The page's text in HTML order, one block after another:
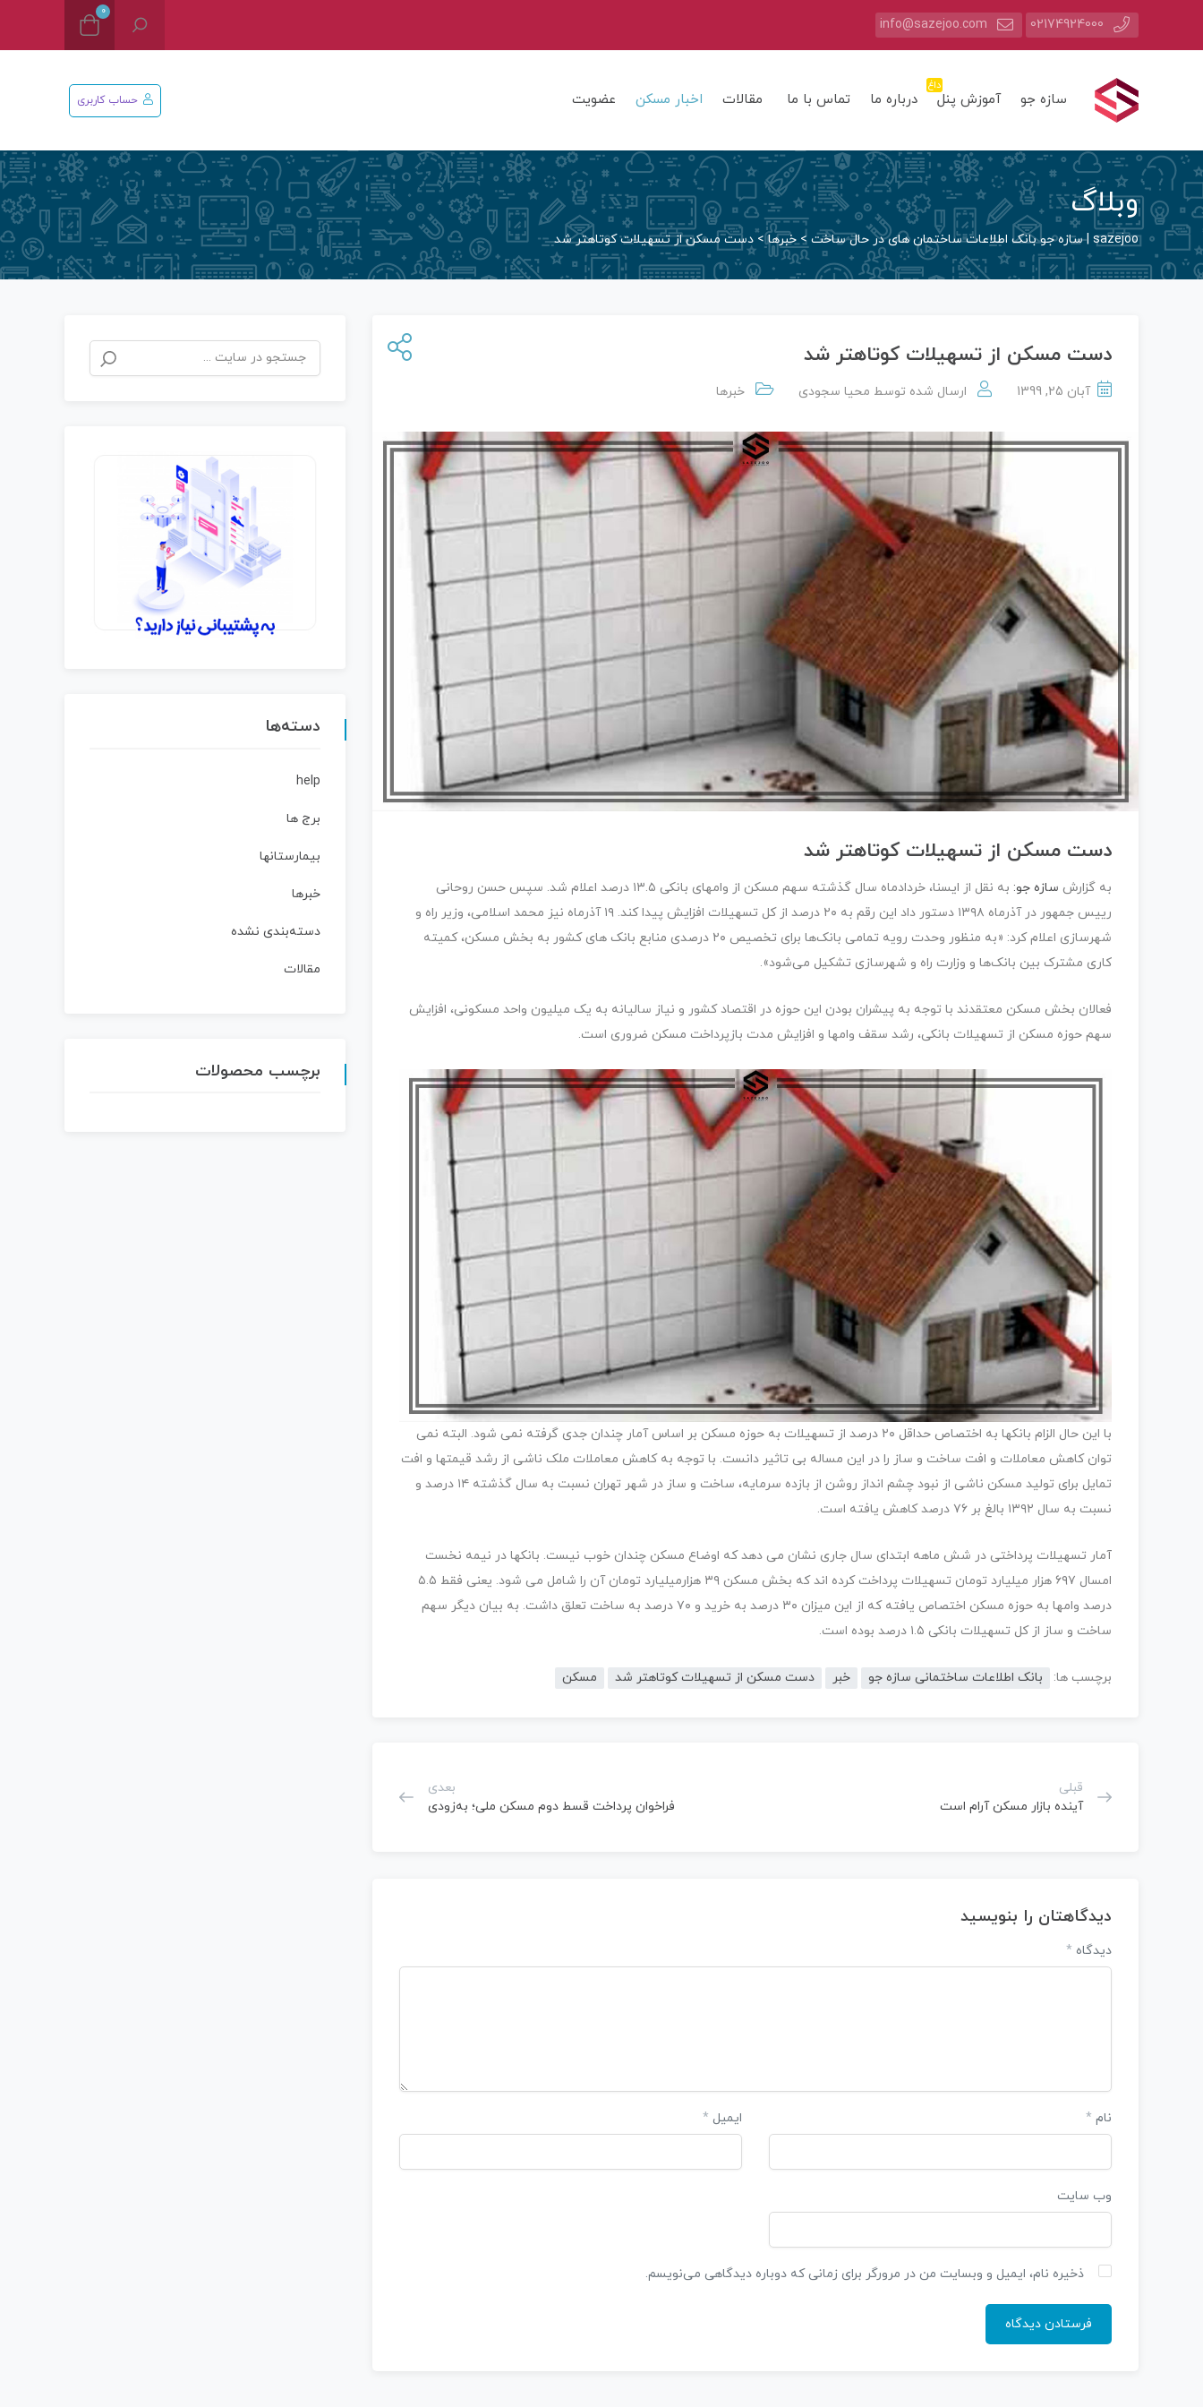
02174924000
info@sazejoo.com
0
سازه جو آموزش پنل
داغ
درباره ما تماس با ما مقالات اخبار مسکن عضویت حساب کاربری
وبلاگ
sazejoo | سازه جو بانک اطلاعات ساختمان های در حال ساخت >خبرها> دست مسکن از تسهیلات کوتاهتر شد
دست مسکن از تسهیلات کوتاهتر شد
آبان 25, 1399 ارسال شده توسط محیا سجودی خبرها
دست مسکن از تسهیلات کوتاهتر شد
به گزارش سازه جو:
به نقل از ایسنا، خردادماه سال گذشته سهم مسکن از وامهای بانکی ۱۳.۵ درصد اعلام شد. سپس حسن روحانی
رییس جمهور در آذرماه ۱۳۹۸ دستور داد این رقم به ۲۰ درصد از کل تسهیلات افزایش پیدا کند. ۱۹ آذرماه نیز محمد اسلامی، وزیر راه و
شهرسازی اعلام کرد: «به منظور وحدت رویه تمامی بانک‌ها برای تخصیص ۲۰ درصدی منابع بانک های کشور به بخش مسکن، کمیته
کاری مشترک بین بانک‌ها و وزارت راه و شهرسازی تشکیل می‌شود».
فعالان بخش مسکن معتقدند با توجه به پیشران بودن این حوزه در اقتصاد کشور و نیاز سالیانه به یک میلیون واحد مسکونی، افزایش
سهم حوزه مسکن از تسهیلات بانکی، رشد سقف وامها و افزایش مدت بازپرداخت مسکن ضروری است.
با این حال الزام بانکها به اختصاص حداقل ۲۰ درصد از تسهیلات به حوزه مسکن بر اساس آمار چندان جدی گرفته نمی شود. البته نمی
توان کاهش معاملات و افت ساخت و ساز را در این مساله بی تاثیر دانست. با توجه به کاهش معاملات ملک ناشی از رشد قیمتها و افت
تمایل برای تولید مسکن ناشی از نبود چشم انداز روشن از بازده سرمایه، ساخت و ساز در شهر تهران نسبت به سال گذشته ۱۴ درصد و
نسبت به سال ۱۳۹۲ بالغ بر ۷۶ درصد کاهش یافته است.
آمار تسهیلات پرداختی در شش ماهه ابتدای سال جاری نشان می دهد که اوضاع مسکن چندان خوب نیست. بانکها در نیمه نخست
امسال ۶۹۷ هزار میلیارد تومان تسهیلات پرداخت کرده اند که بخش مسکن ۳۹ هزارمیلیارد تومان آن را شامل می شود. یعنی فقط ۵.۵
درصد وامها به حوزه مسکن اختصاص یافته که از این میزان ۳۰ درصد به خرید و ۷۰ درصد به ساخت تعلق داشت. به بیان دیگر سهم
ساخت و ساز از کل تسهیلات بانکی ۱.۵ درصد بوده است.
برچسب ها: بانک اطلاعات ساختمانی سازه جو خبر دست مسکن از تسهیلات کوتاهتر شد مسکن
قبلی
آینده بازار مسکن آرام است
بعدی
فراخوان پرداخت قسط دوم مسکن ملی؛ به‌زودی
دیدگاهتان را بنویسید
دیدگاه *
نام * ایمیل *
وب‌ سایت
ذخیره نام، ایمیل و وبسایت من در مرورگر برای زمانی که دوباره دیدگاهی می‌نویسم.
دسته‌ها
help
برج ها
بیمارستانها
خبرها
دسته‌بندی نشده
مقالات
برچسب محصولات